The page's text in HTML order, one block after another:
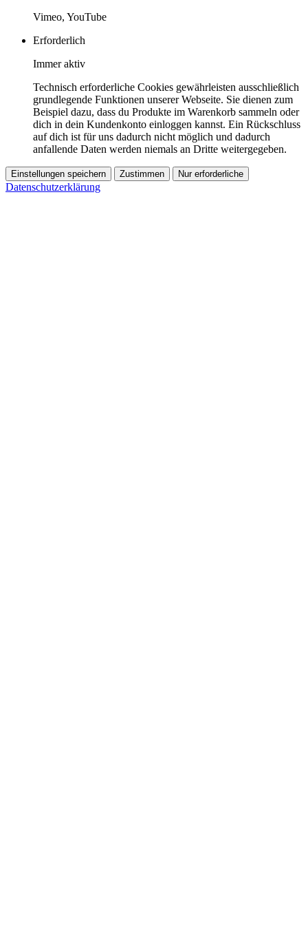
Vimeo, YouTube
Erforderlich
Immer aktiv
Technisch erforderliche Cookies gewährleisten ausschließlich
grundlegende Funktionen unserer Webseite. Sie dienen zum
Beispiel dazu, dass du Produkte im Warenkorb sammeln oder
dich in dein Kundenkonto einloggen kannst. Ein Rückschluss
auf dich ist für uns dadurch nicht möglich und dadurch
anfallende Daten werden niemals an Dritte weitergegeben.
Einstellungen speichern Zustimmen Nur erforderliche
Datenschutzerklärung